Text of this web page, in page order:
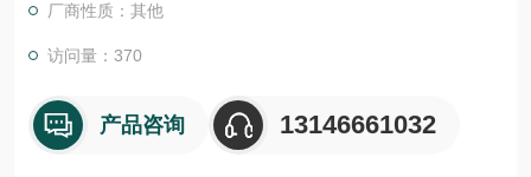
厂商性质：其他
访问量：370
产品咨询 13146661032